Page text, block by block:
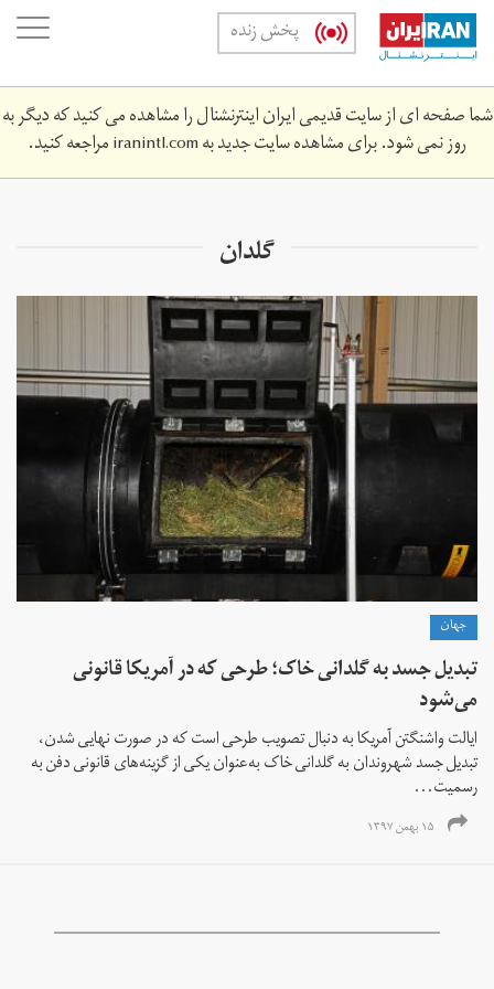
Skip
main
content
پخش زنده
شما صفحه ای از سایت قدیمی ایران اینترنشنال را مشاهده می کنید که دیگر به
روز نمی شود. برای مشاهده سایت جدید بهiranintl.comمراجعه کنید.
گلدان
جهان
تبدیل جسد به گلدانی خاک؛ طرحی که در آمریکا قانونی
می‌شود
ایالت واشنگتن آمریکا به دنبال تصویب طرحی است که در صورت نهایی شدن،
تبدیل جسد شهروندان به گلدانی خاک به‌عنوان یکی از گزینه‌های قانونی دفن به
رسمیت...
۱۵ بهمن ۱۳۹۷